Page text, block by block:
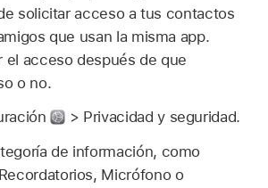
solicitar acceso a tus contactos
que usan la misma app.
el acceso después de que
o no.
> Privacidad y seguridad.
de información, como
Micrófono o